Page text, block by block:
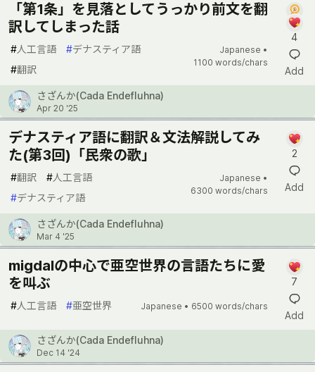
「第1条」を見落としてうっかり前文を翻
訳してしまった話
#人工言語 #デナスティア語
#翻訳
Japanese •
1100 words/chars
4
Add
さざんか(Cada Endefluhna)
Apr 20 '25
デナスティア語に翻訳＆文法解説してみ
た(第3回)「民衆の歌」
#翻訳 #人工言語
#デナスティア語
Japanese •
6300 words/chars
2
Add
さざんか(Cada Endefluhna)
Mar 4 '25
migdalの中心で亜空世界の言語たちに愛
を叫ぶ
#人工言語 #亜空世界 Japanese • 6500 words/chars
7
Add
さざんか(Cada Endefluhna)
Dec 14 '24